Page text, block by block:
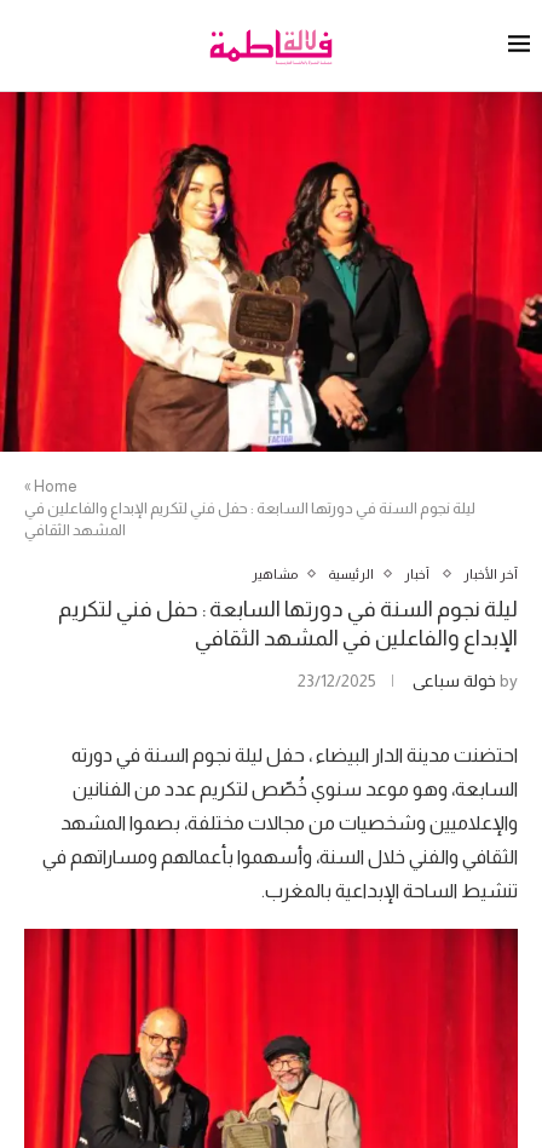
Home
»
ليلة نجوم السنة في دورتها السابعة : حفل فني لتكريم الإبداع والفاعلين في
المشهد الثقافي
آخر الأخبار أخبار الرئيسية مشاهير
ليلة نجوم السنة في دورتها السابعة : حفل فني لتكريم
الإبداع والفاعلين في المشهد الثقافي
by خولة سباعي 23/12/2025
احتضنت مدينة الدار البيضاء ، حفل ليلة نجوم السنة في دورته
السابعة، وهو موعد سنوي خُصّص لتكريم عدد من الفنانين
والإعلاميين وشخصيات من مجالات مختلفة، بصموا المشهد
الثقافي والفني خلال السنة، وأسهموا بأعمالهم ومساراتهم في
تنشيط الساحة الإبداعية بالمغرب.